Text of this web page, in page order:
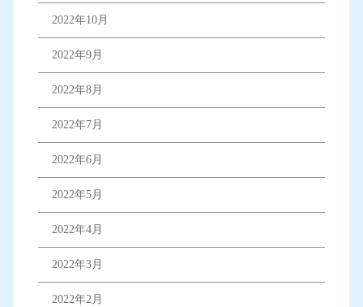
2022年10月
2022年9月
2022年8月
2022年7月
2022年6月
2022年5月
2022年4月
2022年3月
2022年2月